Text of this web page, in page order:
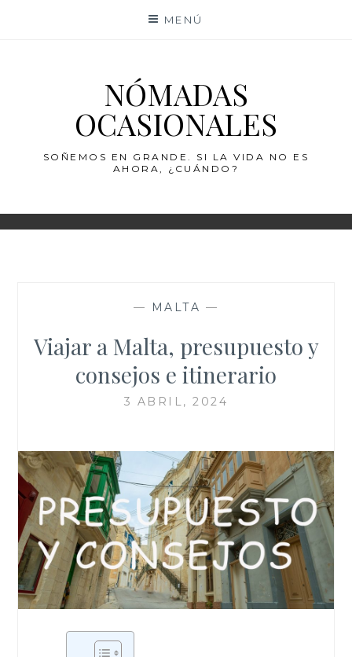
MENÚ
NÓMADAS
OCASIONALES
SOÑEMOS EN GRANDE. SI LA VIDA NO ES
AHORA, ¿CUÁNDO?
— MALTA —
Viajar a Malta, presupuesto y
consejos e itinerario
3 ABRIL, 2024